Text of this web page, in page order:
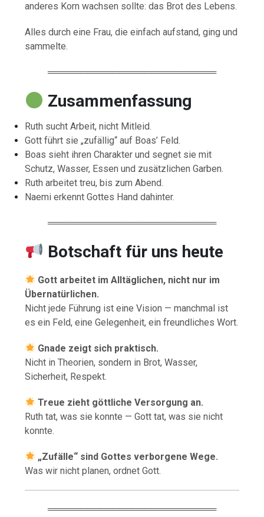
anderes Korn wachsen sollte: das Brot des Lebens.
Alles durch eine Frau, die einfach aufstand, ging und
sammelte.
══════════════════════════
Zusammenfassung
Ruth sucht Arbeit, nicht Mitleid.
Gott führt sie „zufällig“ auf Boas’ Feld.
Boas sieht ihren Charakter und segnet sie mit
Schutz, Wasser, Essen und zusätzlichen Garben.
Ruth arbeitet treu, bis zum Abend.
Naemi erkennt Gottes Hand dahinter.
══════════════════════════
Botschaft für uns heute
Gott arbeitet im Alltäglichen, nicht nur im
Übernatürlichen.
Nicht jede Führung ist eine Vision — manchmal ist
es ein Feld, eine Gelegenheit, ein freundliches Wort.
Gnade zeigt sich praktisch.
Nicht in Theorien, sondern in Brot, Wasser,
Sicherheit, Respekt.
Treue zieht göttliche Versorgung an.
Ruth tat, was sie konnte — Gott tat, was sie nicht
konnte.
„Zufälle“ sind Gottes verborgene Wege.
Was wir nicht planen, ordnet Gott.
══════════════════════════